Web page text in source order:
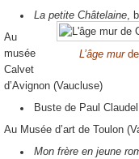
La petite Châtelaine ,
L’âge mur
Au
musée
Calvet
d’Avignon (Vaucluse)
Buste de Paul
Au Musée d’art de Toulon
Mon frère en jeune